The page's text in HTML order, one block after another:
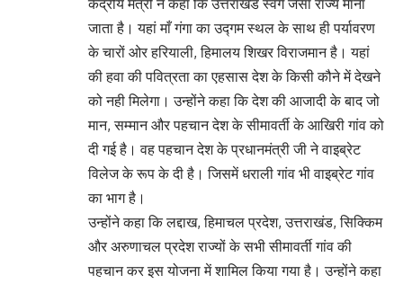
जाता है। यहां माँ गंगा का उद्गम स्थल के साथ ही पर्यावरण
के चारों ओर हरियाली, हिमालय शिखर विराजमान है। यहां
की हवा की पवित्रता का एहसास देश के किसी कौने में देखने
को नही मिलेगा। उन्होंने कहा कि देश की आजादी के बाद जो
मान, सम्मान और पहचान देश के सीमावर्ती के आखिरी गांव को
दी गई है। वह पहचान देश के प्रधानमंत्री जी ने वाइब्रेट
विलेज के रूप के दी है। जिसमें धराली गांव भी वाइब्रेट गांव
का भाग है।
उन्होंने कहा कि लद्दाख, हिमाचल प्रदेश, उत्तराखंड, सिक्किम
और अरुणाचल प्रदेश राज्यों के सभी सीमावर्ती गांव की
पहचान कर इस योजना में शामिल किया गया है। उन्होंने कहा